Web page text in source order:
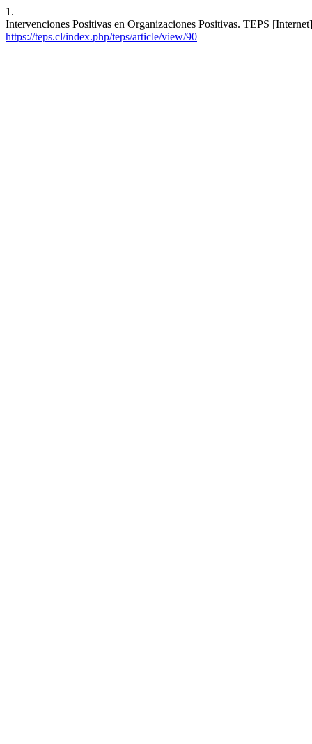
1.
Intervenciones Positivas en Organizaciones Positivas. TEPS
https://teps.cl/index.php/teps/article/view/90